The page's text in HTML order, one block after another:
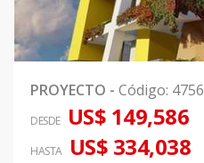
PROYECTO - Código: 4756
DESDE US$ 149,586
HASTA US$ 334,038